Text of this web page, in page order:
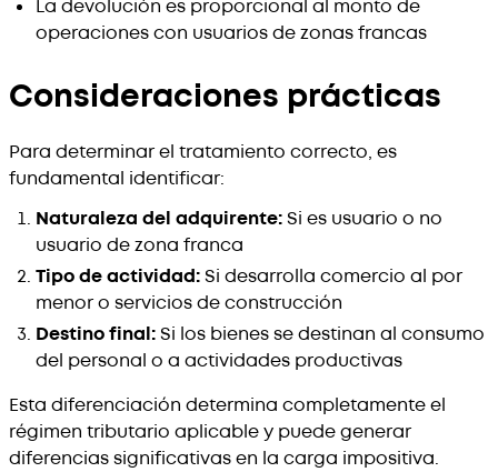
La devolución es proporcional al monto de
operaciones con usuarios de zonas francas
Consideraciones prácticas
Para determinar el tratamiento correcto, es
fundamental identificar:
Naturaleza del adquirente:Si es usuario o no
usuario de zona franca
Tipo de actividad:Si desarrolla comercio al por
menor o servicios de construcción
Destino final:Si los bienes se destinan al consumo
del personal o a actividades productivas
Esta diferenciación determina completamente el
régimen tributario aplicable y puede generar
diferencias significativas en la carga impositiva.